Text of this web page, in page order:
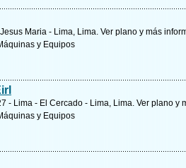
Maria - Lima, Lima. Ver plano y más
y Equipos
- Lima - El Cercado - Lima, Lima. Ver plano y
y Equipos